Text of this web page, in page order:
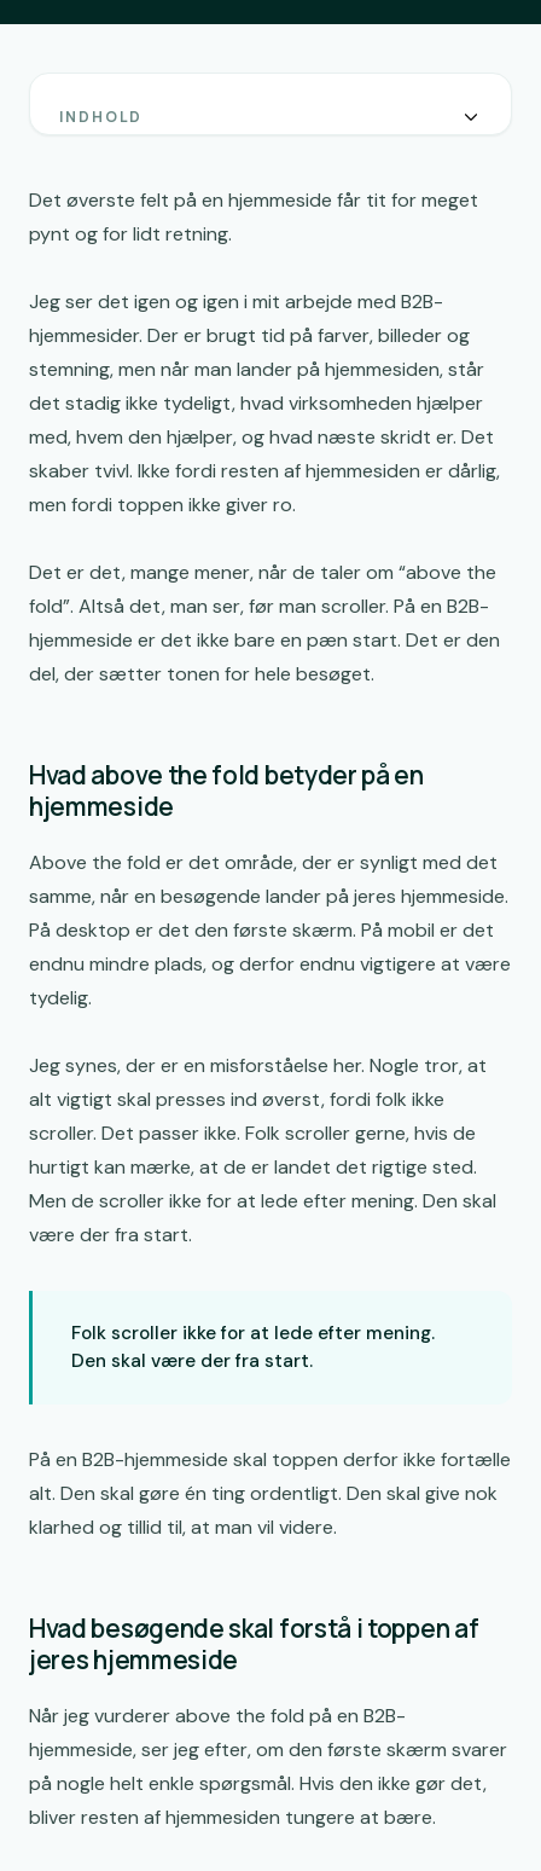
INDHOLD
Hvad besøgende skal forstå i toppen af jeres
Underoverskrift og CTA skal støtte, ikke forstyrre
Trust signals i above the fold skaber ro
Billeder øverst på hjemmesiden skal støtte
forståelsen
Above the fold på mobil kræver hårdere prioritering
En enkel model til at vurdere jeres above the fold
Sådan kan I forbedre toppen uden at bygge hele
hjemmesiden om
Et hurtigt tjek af jeres egen hjemmeside
Det øverste felt på en hjemmeside får tit for meget
pynt og for lidt retning.
Jeg ser det igen og igen i mit arbejde med B2B-
hjemmesider. Der er brugt tid på farver, billeder og
stemning, men når man lander på hjemmesiden, står
det stadig ikke tydeligt, hvad virksomheden hjælper
med, hvem den hjælper, og hvad næste skridt er. Det
skaber tvivl. Ikke fordi resten af hjemmesiden er dårlig,
men fordi toppen ikke giver ro.
Det er det, mange mener, når de taler om “above the
fold”. Altså det, man ser, før man scroller. På en B2B-
hjemmeside er det ikke bare en pæn start. Det er den
del, der sætter tonen for hele besøget.
Hvad above the fold betyder på en
hjemmeside
Above the fold er det område, der er synligt med det
samme, når en besøgende lander på jeres hjemmeside.
På desktop er det den første skærm. På mobil er det
endnu mindre plads, og derfor endnu vigtigere at være
tydelig.
Jeg synes, der er en misforståelse her. Nogle tror, at
alt vigtigt skal presses ind øverst, fordi folk ikke
scroller. Det passer ikke. Folk scroller gerne, hvis de
hurtigt kan mærke, at de er landet det rigtige sted.
Men de scroller ikke for at lede efter mening. Den skal
være der fra start.
Folk scroller ikke for at lede efter mening.
Den skal være der fra start.
På en B2B-hjemmeside skal toppen derfor ikke fortælle
alt. Den skal gøre én ting ordentligt. Den skal give nok
klarhed og tillid til, at man vil videre.
Hvad besøgende skal forstå i toppen af
jeres hjemmeside
Når jeg vurderer above the fold på en B2B-
hjemmeside, ser jeg efter, om den første skærm svarer
på nogle helt enkle spørgsmål. Hvis den ikke gør det,
bliver resten af hjemmesiden tungere at bære.